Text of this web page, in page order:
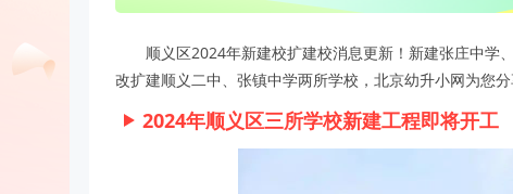
顺义区2024年新建校扩建校消息更新！新建张庄中学
改扩建顺义二中、张镇中学两所学校，北京幼升小网为您
2024年顺义区三所学校新建工程即将开工